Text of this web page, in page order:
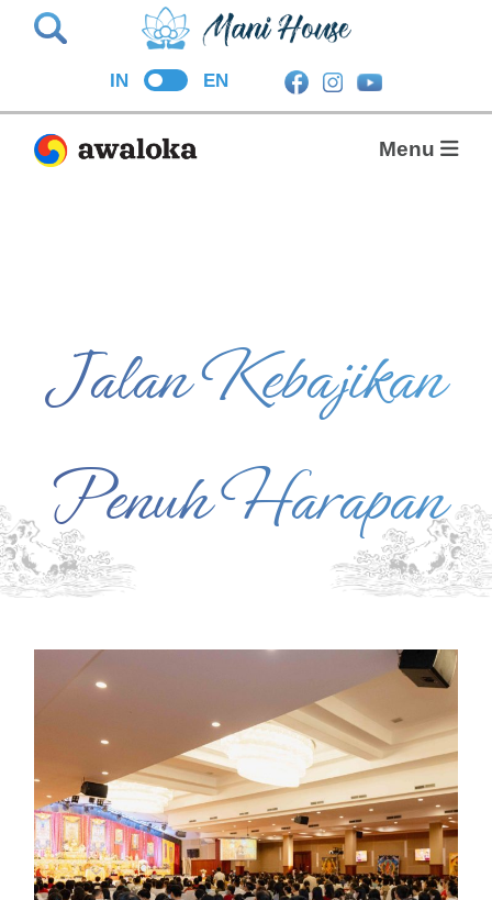
IN EN
Menu
Jalan Kebajikan
Penuh Harapan